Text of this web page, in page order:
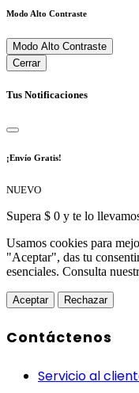
Modo Alto Contraste
Modo Alto Contraste
Cerrar
Tus Notificaciones
¡Envío Gratis!
NUEVO
Supera $ 0 y te lo
Usamos cookies para
"Aceptar", das tu
esenciales. Consulta
Aceptar Rechazar
Contáctenos
Servicio al